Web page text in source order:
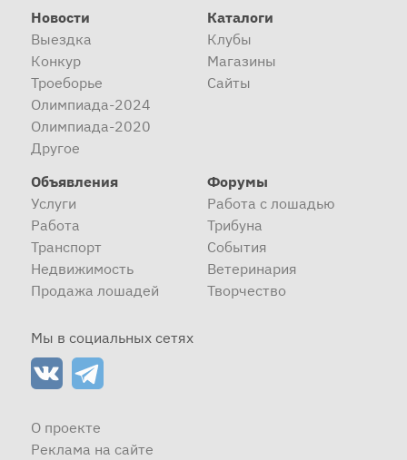
Новости
Выездка
Конкур
Троеборье
Олимпиада-2024
Олимпиада-2020
Другое
Каталоги
Клубы
Магазины
Сайты
Объявления
Услуги
Работа
Транспорт
Недвижимость
Продажа лошадей
Форумы
Работа с лошадью
Трибуна
События
Ветеринария
Творчество
Мы в социальных сетях
О проекте
Реклама на сайте